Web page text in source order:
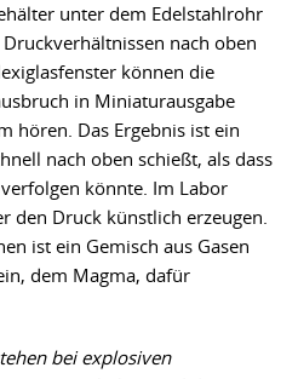
unter dem Edelstahlrohr
nach oben
können die
in Miniaturausgabe
hören. Das Ergebnis ist ein
nach oben schießt, als dass
könnte. Im Labor
den Druck künstlich erzeugen.
ist ein Gemisch aus Gasen
dem Magma, dafür
bei explosiven